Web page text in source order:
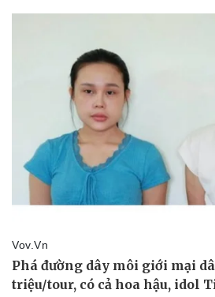
Kinh tế
Khởi nghiệp
Thị
Giá
Tỷ
Giá